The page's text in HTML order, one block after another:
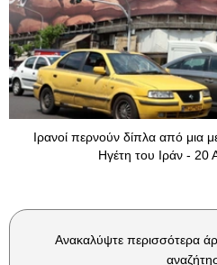
Ιρανοί περνούν δίπλα από μια
Ηγέτη του Ιράν - 20
Ανακαλύψτε περισσότερα